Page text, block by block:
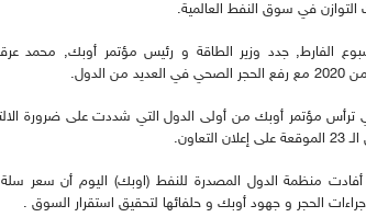
في سوق النفط العالمية.
الفارط, جدد وزير الطاقة و رئيس مؤتمر أوبك, محمد
الدول.
ترأس مؤتمر أوبك من أولى الدول التي شددت على ضرورة
الحجر و جهود أوبك و حلفائها لتحقيق استقرار السوق .